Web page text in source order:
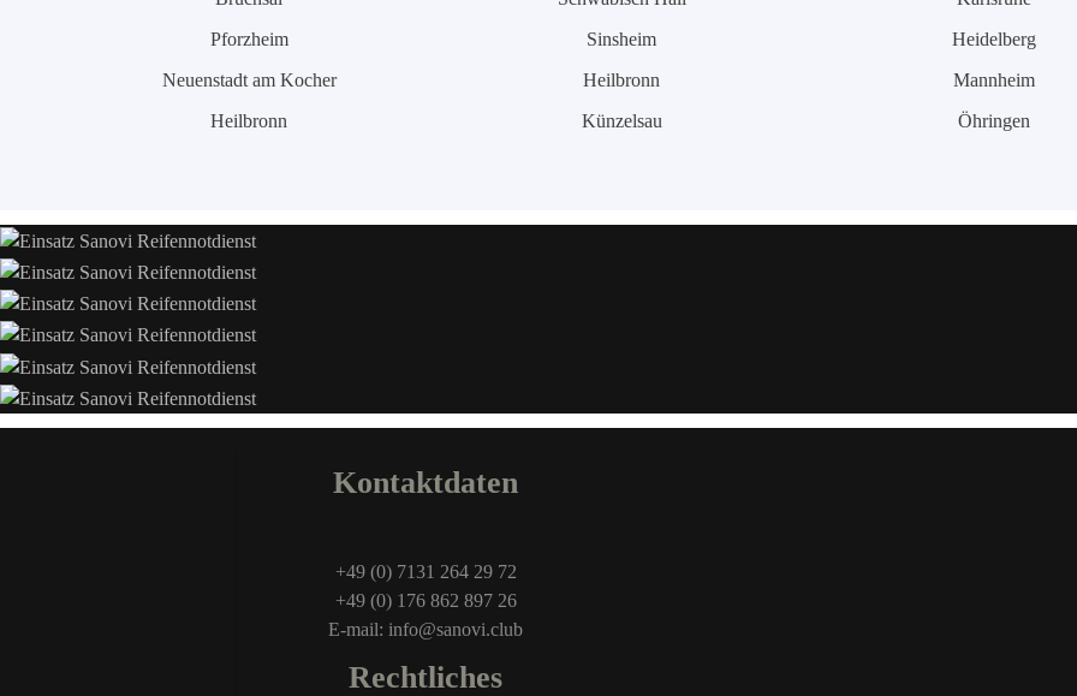
Pforzheim
Neuenstadt am Kocher
Heilbronn
Sinsheim
Heilbronn
Künzelsau
Heidelberg
Mannheim
Öhringen
Kontaktdaten
+49 (0) 7131 264 29 72
+49 (0) 176 862 897 26
E-mail: info@sanovi.club
Rechtliches